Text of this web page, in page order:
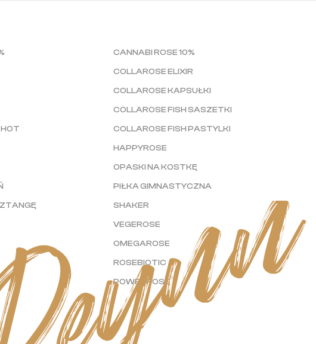
CANNABI ROSE 10%
COLLAROSE ELIXIR
COLLAROSE KAPSUŁKI
COLLAROSE FISH SASZETKI
COLLAROSE FISH PASTYLKI
HAPPYROSE
OPASKI NA KOSTKĘ
PIŁKA GIMNASTYCZNA
SHAKER
VEGEROSE
OMEGAROSE
ROSEBIOTIC
POWERROSE